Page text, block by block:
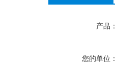
产品：
您的单位：